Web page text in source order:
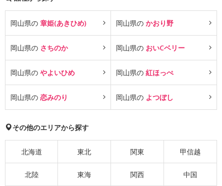
岡山県の 章姫(あきひめ) 岡山県の かおり野
岡山県の さちのか 岡山県の おいCベリー
岡山県の やよいひめ 岡山県の 紅ほっぺ
岡山県の 恋みのり 岡山県の よつぼし
その他のエリアから探す
北海道 東北 関東 甲信越
北陸 東海 関西 中国